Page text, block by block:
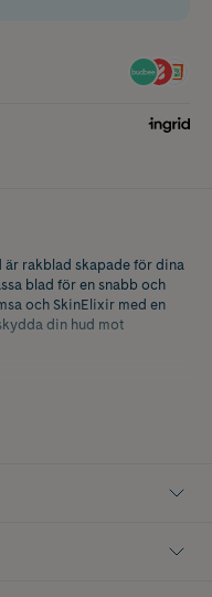
är rakblad skapade för dina
blad för en snabb och
och SkinElixir med en
din hud mot